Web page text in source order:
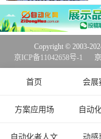
首页 会展
方案应用场 自动
自动化者人文 动感
Copyright © 2003-
京ICP备11042658号-1